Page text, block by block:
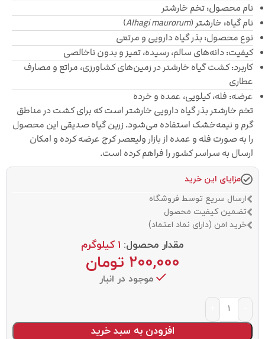
نام محصول: تخم خارشتر
نام گیاه: خارشتر (Alhagi maurorum
)
نوع محصول: بذر گیاه دارویی و مرتعی
کیفیت: دانه‌های سالم، رسیده، تمیز و بدون ناخالصی
کاربرد: کشت گیاه خارشتر در زمین‌های کشاورزی، مراتع و مصارف
عطاری
عرضه: فله، کیلویی، عمده و خرده
تخم خارشتر بذر گیاه دارویی خارشتر است که برای کشت در مناطق
گرم و نیمه‌خشک استفاده می‌شود. زرین گیاه صدیقی این محصول
را به صورت فله و عمده از بازار ولیعصر کرج عرضه کرده و امکان
ارسال به سراسر کشور را فراهم کرده است.
مزایای این خرید
ارسال سریع توسط فروشگاه
تضمین کیفیت محصول
خرید امن (دارای نماد اعتماد)
مقدار محصول: 1 کیلوگرم
۲۰۰,۰۰۰ تومان
موجود در انبار
افزودن به سبد خرید